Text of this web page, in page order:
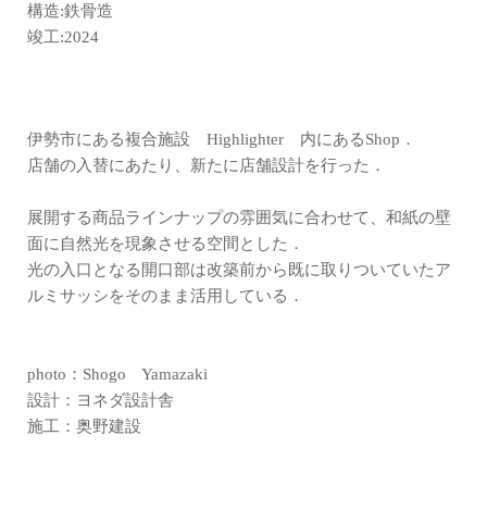
構造:鉄骨造
竣工:2024
伊勢市にある複合施設 Highlighter 内にあるShop．
店舗の入替にあたり、新たに店舗設計を行った．
展開する商品ラインナップの雰囲気に合わせて、和紙の壁
面に自然光を現象させる空間とした．
光の入口となる開口部は改築前から既に取りついていたア
ルミサッシをそのまま活用している．
photo：Shogo Yamazaki
設計：ヨネダ設計舎
施工：奥野建設